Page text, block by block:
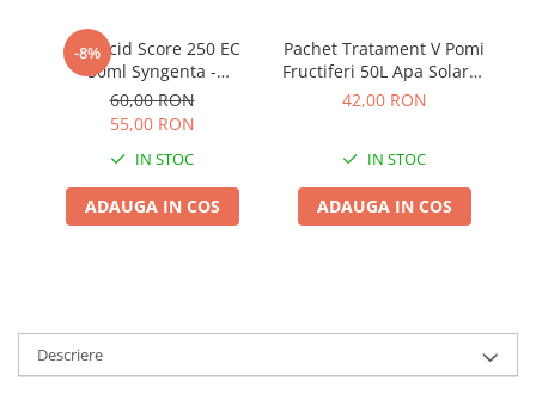
Diverse
Tratamente repaus vegetativ
Ingrasaminte plante
Ingrasaminte plante - ECOLOGICE
Ingrasaminte plante - FLORI
-8%
Fungicid Score 250 EC
50ml Syngenta -
Tratament Sistemic
Curativ si Preventiv
contra Rapanului
60,00 RON
55,00 RON
IN STOC
ADAUGA IN COS
Pachet Tratament V Pomi
Fructiferi 50L Apa Solarex
- Kit Complet pentru
42,00 RON
IN STOC
ADAUGA IN COS
Descriere